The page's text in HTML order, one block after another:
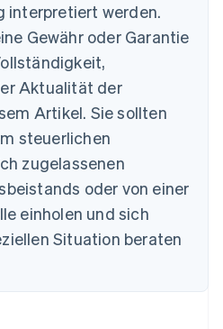
interpretiert werden.
Gewähr oder Garantie
Aktualität der
Artikel. Sie sollten
steuerlichen
zugelassenen
oder von einer
einholen und sich
Situation beraten
English